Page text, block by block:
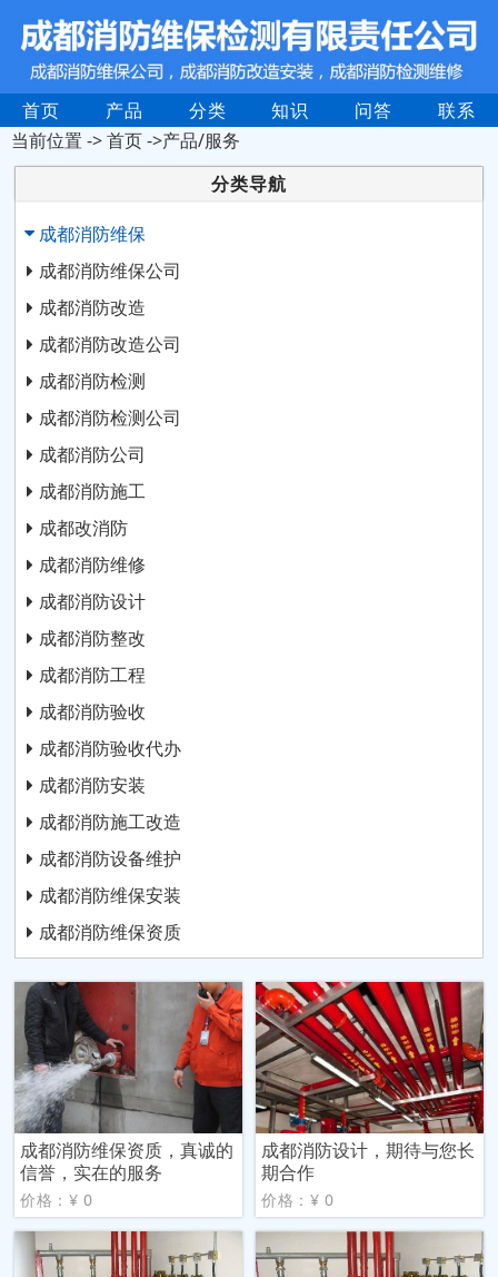
首页 产品 分类 知识 问答
联系
当前位置 ->首页->产品/服务
分类导航
成都消防维保
成都消防维保公司
成都消防改造
成都消防改造公司
成都消防检测
成都消防检测公司
成都消防公司
成都消防施工
成都改消防
成都消防维修
成都消防设计
成都消防整改
成都消防工程
成都消防验收
成都消防验收代办
成都消防安装
成都消防施工改造
成都消防设备维护
成都消防维保安装
成都消防维保资质
成都消防维保资质，真诚的
信誉，实在的服务
价格：¥ 0
成都消防设计，期待与您长
期合作
价格：¥ 0